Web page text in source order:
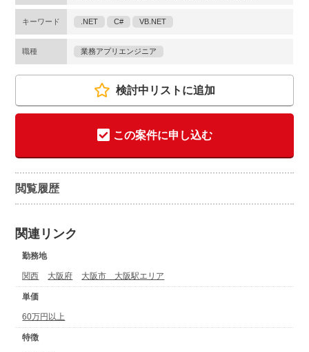
キーワード .NET C# VB.NET
職種 業務アプリエンジニア
検討中リストに追加
この案件に申し込む
閲覧履歴
関連リンク
勤務地
関西 大阪府 大阪市 大阪駅エリア
単価
60万円以上
特徴